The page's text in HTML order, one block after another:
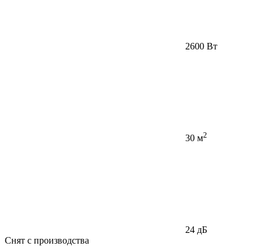
2600 Вт
30 м2
24 дБ
Снят с производства